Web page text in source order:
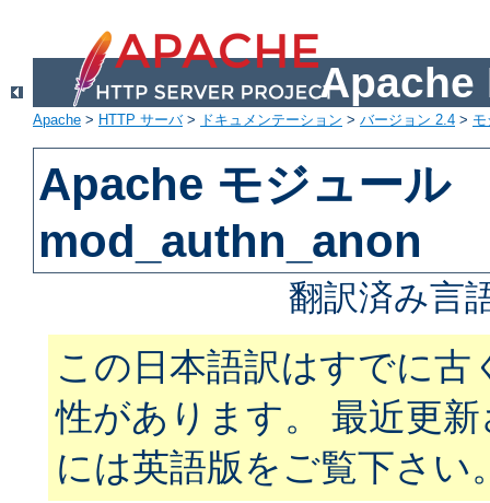
Apache
Apache > HTTP サーバ> ドキュメンテーション > バージョン 2.4 >
Apache モジュール
mod_authn_anon
翻訳済み言
この日本語訳はすでに古
性があります。 最近更
には英語版をご覧下さい